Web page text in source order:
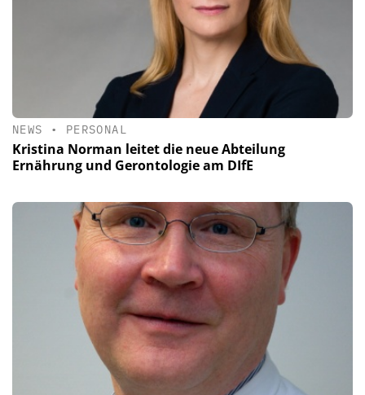
NEWS • PERSONAL
Kristina Norman leitet die neue Abteilung
Ernährung und Gerontologie am DIfE